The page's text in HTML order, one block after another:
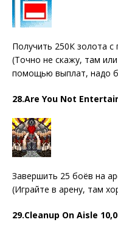
Получить 250К золота
(Точно не скажу, там
помощью выплат, надо
28.Are You Not
Завершить 25 боёв на
(Играйте в арену, там
29.Cleanup On Aisle